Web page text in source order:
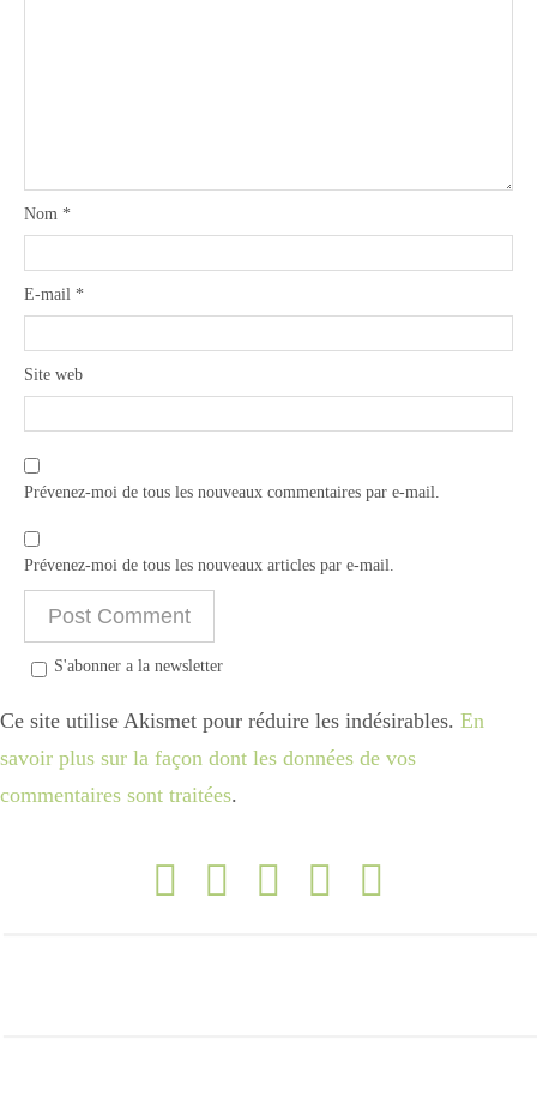
Nom *
E-mail *
Site web
Prévenez-moi de tous les nouveaux commentaires par e-mail.
Prévenez-moi de tous les nouveaux articles par e-mail.
S'abonner a la newsletter
Ce site utilise Akismet pour réduire les indésirables. En
savoir plus sur la façon dont les données de vos
commentaires sont traitées.